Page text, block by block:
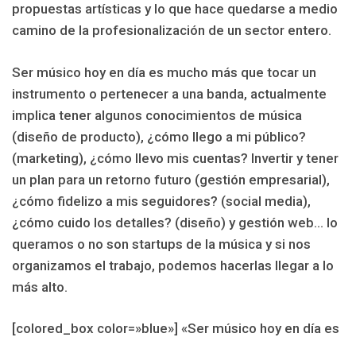
propuestas artísticas y lo que hace quedarse a medio
camino de la profesionalización de un sector entero.
Ser músico hoy en día es mucho más que tocar un
instrumento o pertenecer a una banda, actualmente
implica tener algunos conocimientos de música
(diseño de producto), ¿cómo llego a mi público?
(marketing), ¿cómo llevo mis cuentas? Invertir y tener
un plan para un retorno futuro (gestión empresarial),
¿cómo fidelizo a mis seguidores? (social media),
¿cómo cuido los detalles? (diseño) y gestión web… lo
queramos o no son startups de la música y si nos
organizamos el trabajo, podemos hacerlas llegar a lo
más alto.
[colored_box color=»blue»] «Ser músico hoy en día es